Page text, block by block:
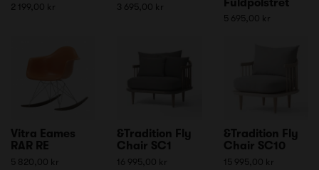
2 199,00 kr 3 695,00 kr
5 695,00 kr
Vitra Eames
RAR RE
5 820,00 kr
&Tradition Fly
Chair SC1
16 995,00 kr
&Tradition Fly
Chair SC10
15 995,00 kr